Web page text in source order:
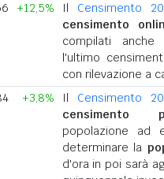
+12,5% Il Censimento
censimento
compilati
l'ultimo
con rilevazione a
+3,8% Il Censimento
censimento
popolazione ad
determinare la
d'ora in poi sarà